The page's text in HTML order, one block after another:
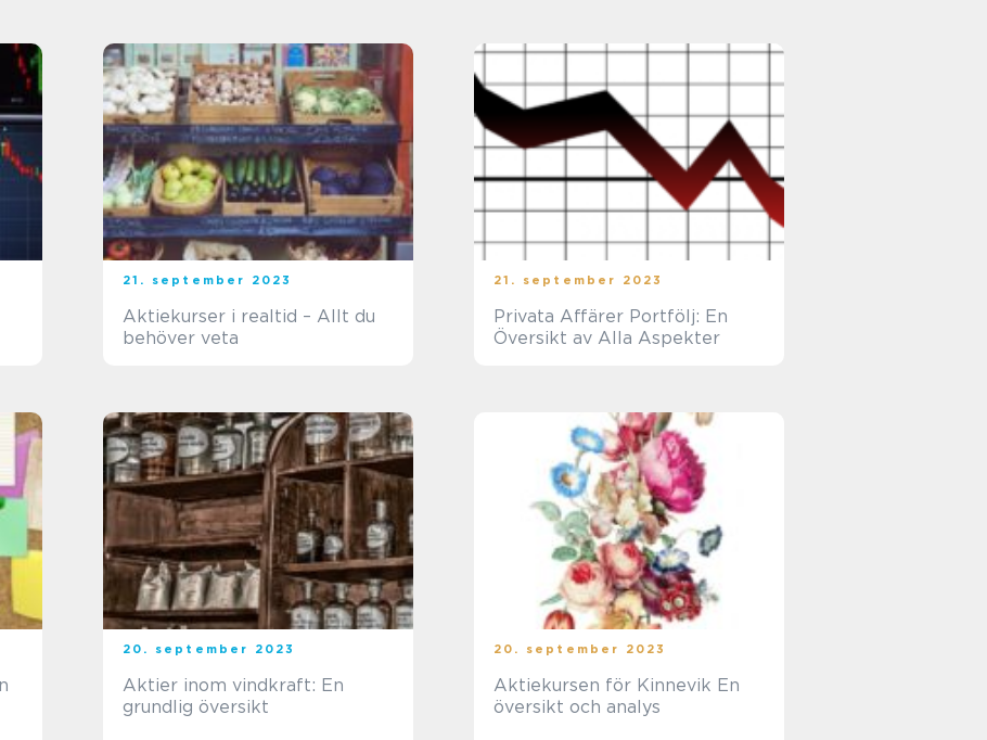
21. september 2023
Aktiekurser i realtid – Allt du
behöver veta
21. september 2023
Privata Affärer Portfölj: En
Översikt av Alla Aspekter
20. september 2023
Aktier inom vindkraft: En
grundlig översikt
20. september 2023
Aktiekursen för Kinnevik En
översikt och analys